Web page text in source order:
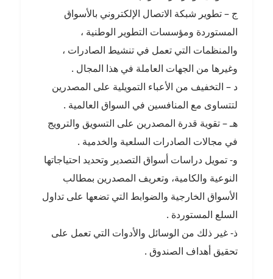
ج – تطوير شبكة الاتصال الإلكتروني بالأسواق
المستوردة ومؤسسات التطوير الوطنية ،
والمنظمات التي تعمل في تنشيط الصادرات ،
وغيرها من الجهات العاملة في هذا المجال .
د – التخفيف من الأعباء التمويلية على المصدرين
لتتساوى مع المنافسين في السواق العالمية .
هـ – تقوية قدرة المصدرين على التسويق والترويج
في مجالات الصادرات السلعية والخدمية .
و- تمويل دراسات أسواق التصدير وتحديد احتياجاتها
النوعية والكامية، وتعريف المصدرين بمطالب
الأسواق الخارجية والضوابط التي تضعها على تداول
السلع المستوردة .
ذ- غير ذلك من الوسائل والأدوات التي تعمل على
تحقيق أهداف الصندوق .